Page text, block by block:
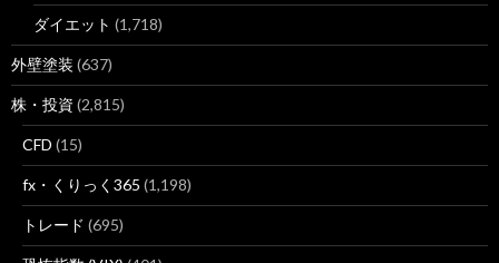
ダイエット (1,718)
外壁塗装 (637)
株・投資 (2,815)
CFD (15)
fx・くりっく365 (1,198)
トレード (695)